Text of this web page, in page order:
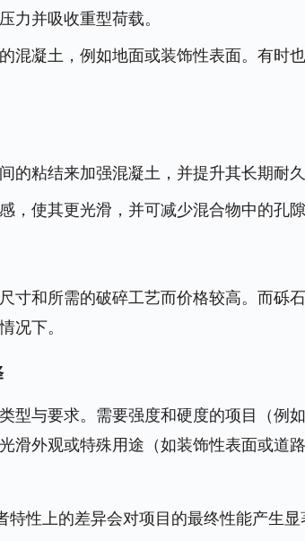
力并吸收重型荷载。
混凝土，例如地面或装饰性表面。有时
的粘结来加强混凝土，并提升其长期耐久
，使其更光滑，并可减少混合物中的孔隙
寸和所需的破碎工艺而价格较高。而砾
况下。
型与要求。需要强度和硬度的项目（例
滑外观或特殊用途（如装饰性表面或道
性上的差异会对项目的最终性能产生显